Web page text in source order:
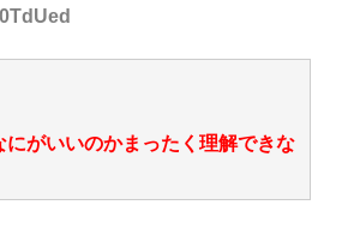
にがいいのかまったく理解できな